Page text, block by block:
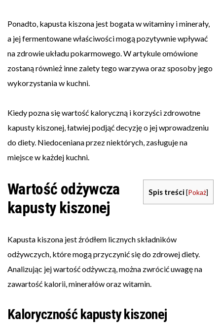
Ponadto, kapusta kiszona jest bogata w witaminy i minerały,
a jej fermentowane właściwości mogą pozytywnie wpływać
na zdrowie układu pokarmowego. W artykule omówione
zostaną również inne zalety tego warzywa oraz sposoby jego
wykorzystania w kuchni.
Kiedy pozna się wartość kaloryczną i korzyści zdrowotne
kapusty kiszonej, łatwiej podjąć decyzję o jej wprowadzeniu
do diety. Niedoceniana przez niektórych, zasługuje na
miejsce w każdej kuchni.
Spis treści[Pokaż]
Wartość odżywcza
kapusty kiszonej
Kapusta kiszona jest źródłem licznych składników
odżywczych, które mogą przyczynić się do zdrowej diety.
Analizując jej wartość odżywczą, można zwrócić uwagę na
zawartość kalorii, minerałów oraz witamin.
Kaloryczność kapusty kiszonej